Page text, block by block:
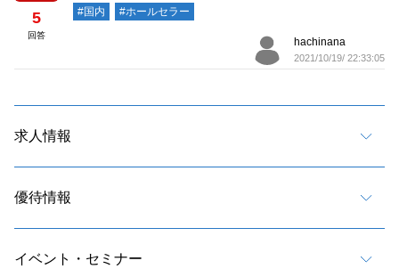
5
回答
#国内 #ホールセラー
hachinana
2021/10/19/ 22:33:05
求人情報
優待情報
イベント・セミナー